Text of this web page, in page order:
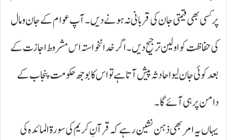
پر کسی بھی قیمتی جان کی قربانی نہ ہونے دیں۔ آپ عوام کے جان و مال
کی حفاظت کو اولین ترجیح دیں۔ اگر خدانخواستہ اس مشروط اجازت کے
بعد کوئی جان لیوا حادثہ پیش آتا ہے تو اس کا بوجھ حکومت پنجاب کے
دامن پر ہی آئے گا۔
یہاں یہ امر بھی ذہن نشین رہے کہ قرآنِ کریم کی سورۃ المائدہ کی